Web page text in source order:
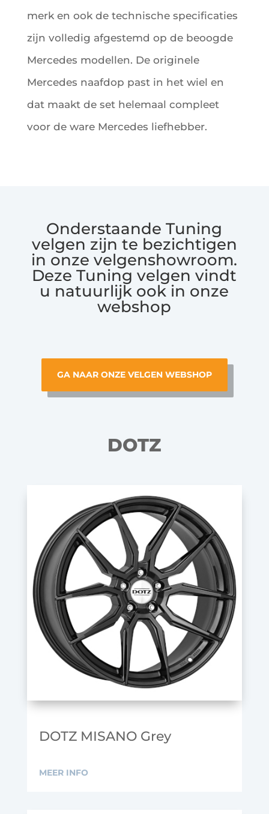
merk en ook de technische specificaties
zijn volledig afgestemd op de beoogde
Mercedes modellen. De originele
Mercedes naafdop past in het wiel en
dat maakt de set helemaal compleet
voor de ware Mercedes liefhebber.
Onderstaande Tuning
velgen zijn te bezichtigen
in onze velgenshowroom.
Deze Tuning velgen vindt
u natuurlijk ook in onze
webshop
GA NAAR ONZE VELGEN WEBSHOP
DOTZ
DOTZ MISANO Grey
MEER INFO